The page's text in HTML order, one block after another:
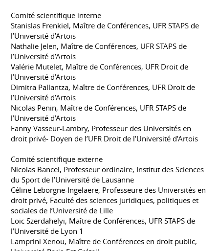
Comité scientifique interne
Stanislas Frenkiel, Maître de Conférences, UFR STAPS de
l’Université d’Artois
Nathalie Jelen, Maître de Conférences, UFR STAPS de
l’Université d’Artois
Valérie Mutelet, Maître de Conférences, UFR Droit de
l’Université d’Artois
Dimitra Pallantza, Maître de Conférences, UFR Droit de
l’Université d’Artois
Nicolas Penin, Maître de Conférences, UFR STAPS de
l’Université d’Artois
Fanny Vasseur-Lambry, Professeur des Universités en
droit privé- Doyen de l’UFR Droit de l’Université d’Artois
Comité scientifique externe
Nicolas Bancel, Professeur ordinaire, Institut des Sciences
du Sport de l’Université de Lausanne
Céline Leborgne-Ingelaere, Professeure des Universités en
droit privé, Faculté des sciences juridiques, politiques et
sociales de l’Université de Lille
Loïc Szerdahelyi, Maître de Conférences, UFR STAPS de
l’Université de Lyon 1
Lamprini Xenou, Maître de Conférences en droit public,